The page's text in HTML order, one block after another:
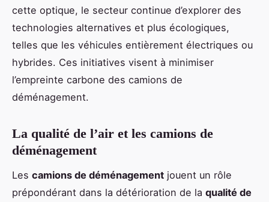
cette optique, le secteur continue d’explorer des
technologies alternatives et plus écologiques,
telles que les véhicules entièrement électriques ou
hybrides. Ces initiatives visent à minimiser
l’empreinte carbone des camions de
déménagement.
La qualité de l’air et les camions de
déménagement
Les camions de déménagement jouent un rôle
prépondérant dans la détérioration de la qualité de